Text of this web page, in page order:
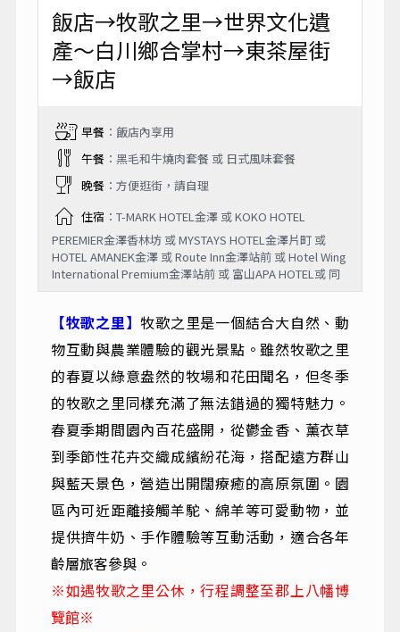
飯店→牧歌之里→世界文化遺
產～白川鄉合掌村→東茶屋街
→飯店
早餐：飯店內享用
午餐：黑毛和牛燒肉套餐 或 日式風味套餐
晚餐：方便逛街，請自理
住宿 ：T-MARK HOTEL金澤 或 KOKO HOTEL
PEREMIER金澤香林坊 或 MYSTAYS HOTEL金澤片町 或
HOTEL AMANEK金澤 或 Route Inn金澤站前 或 Hotel Wing
International Premium金澤站前 或 富山APA HOTEL或 同
【牧歌之里】牧歌之里是一個結合大自然、動
物互動與農業體驗的觀光景點。雖然牧歌之里
的春夏以綠意盎然的牧場和花田聞名，但冬季
的牧歌之里同樣充滿了無法錯過的獨特魅力。
春夏季期間園內百花盛開，從鬱金香、薰衣草
到季節性花卉交織成繽紛花海，搭配遠方群山
與藍天景色，營造出開闊療癒的高原氛圍。園
區內可近距離接觸羊駝、綿羊等可愛動物，並
提供擠牛奶、手作體驗等互動活動，適合各年
齡層旅客參與。
※如遇牧歌之里公休，行程調整至郡上八幡博
覽館※